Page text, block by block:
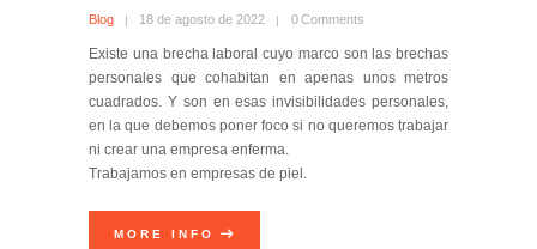
Blog 18 de agosto de 2022 0 Comments
Existe una brecha laboral cuyo marco son las brechas
personales que cohabitan en apenas unos metros
cuadrados. Y son en esas invisibilidades personales,
en la que debemos poner foco si no queremos trabajar
ni crear una empresa enferma.
Trabajamos en empresas de piel.
MORE INFO